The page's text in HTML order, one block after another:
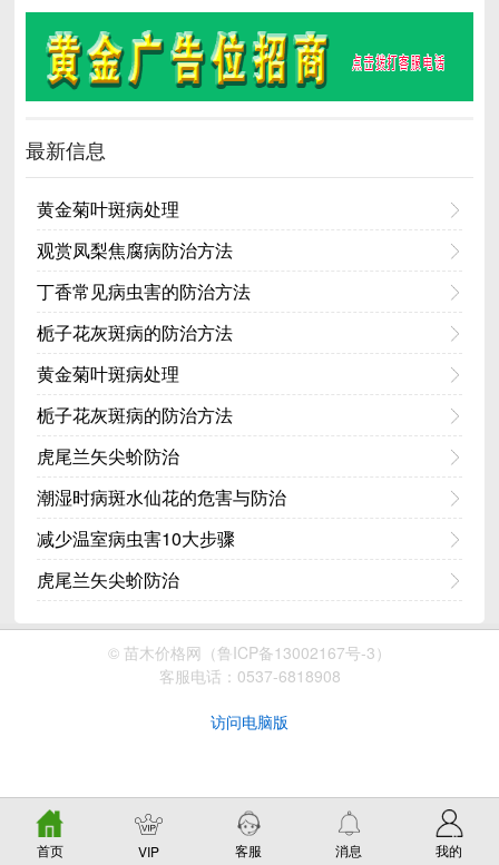
最新信息
黄金菊叶斑病处理
观赏凤梨焦腐病防治方法
丁香常见病虫害的防治方法
栀子花灰斑病的防治方法
黄金菊叶斑病处理
栀子花灰斑病的防治方法
虎尾兰矢尖蚧防治
潮湿时病斑水仙花的危害与防治
减少温室病虫害10大步骤
虎尾兰矢尖蚧防治
© 苗木价格网（鲁ICP备13002167号-3）
客服电话： 0537-6818908
访问电脑版
首页 VIP 客服 消息 我的